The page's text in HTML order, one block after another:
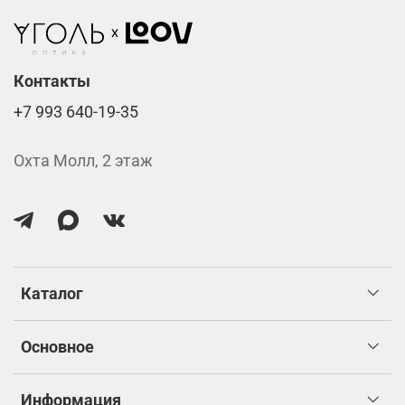
Каталог
Основное
Информация
Контакты
+7 993 640-19-35
Охта Молл, 2 этаж